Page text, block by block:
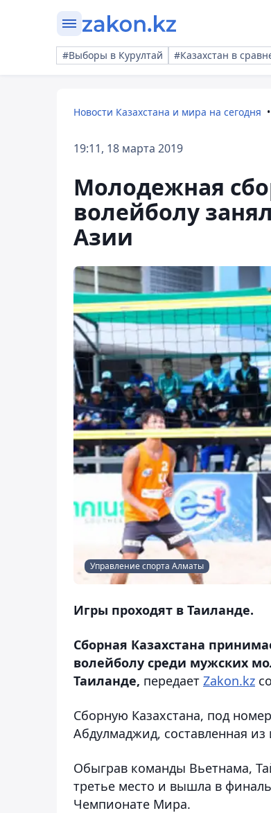
#Выборы в Курултай #Казахстан в
Новости Казахстана и мира на сегодня
19:11, 18 марта 2019
Молодежная
волейболу
Азии
Управление спорта Алматы
Игры проходят в Таиланде.
Сборная Казахстана
волейболу среди мужских
Таиланде, передает Zakon.kz
Сборную Казахстана, под
Абдулмаджид, составленная
Обыграв команды Вьетнама,
третье место и вышла в
Чемпионате Мира.